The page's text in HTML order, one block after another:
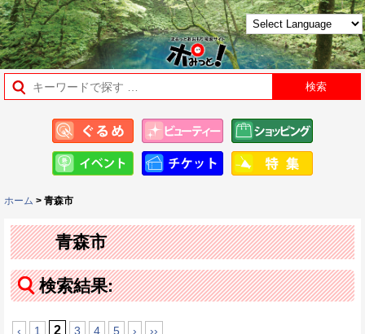
ホーム > 青森市
青森市
検索結果:
‹ 1 2 3 4 5 › ››